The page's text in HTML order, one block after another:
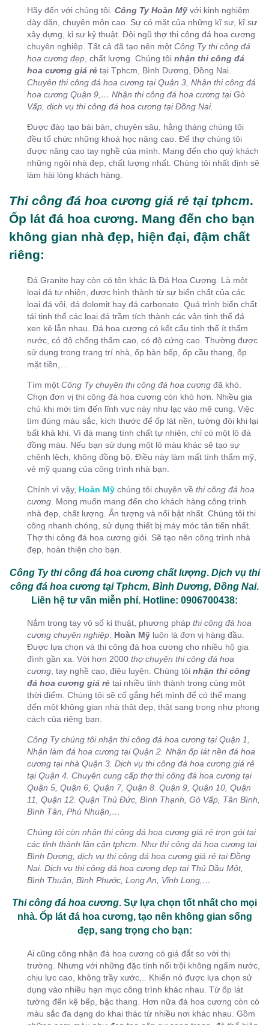
Hãy đến với chúng tôi. Công Ty Hoàn Mỹ với kinh nghiệm
dày dặn, chuyên môn cao. Sự có mặt của những kĩ sư, kĩ sư
xây dựng, kỉ sư kỷ thuật. Đội ngũ thợ thi công đá hoa cương
chuyên nghiệp. Tất cả đã tạo nên một Công Ty thi công đá
hoa cương đẹp, chất lượng. Chúng tôi nhận thi công đá
hoa cương giá rẻ tại Tphcm, Bình Dương, Đồng Nai.
Chuyên thi công đá hoa cương tại Quận 3, Nhận thi công đá
hoa cương Quận 9,… Nhận thi công đá hoa cương tại Gò
Vấp, dịch vụ thi công đá hoa cương tại Đồng Nai.
Được đào tạo bài bản, chuyên sâu, hằng tháng chúng tôi
đều tổ chức những khoá học nâng cao. Để thợ chúng tôi
được nâng cao tay nghề của mình. Mang đến cho quý khách
những ngôi nhà đẹp, chất lượng nhất. Chúng tôi nhất định sẽ
làm hài lòng khách hàng.
Thi công đá hoa cương giá rẻ tại tphcm.
Ốp lát đá hoa cương. Mang đến cho bạn
không gian nhà đẹp, hiện đại, đậm chất
riêng:
Đá Granite hay còn có tên khác là Đá Hoa Cương. Là một
loại đá tự nhiên, được hình thành từ sự biến chất của các
loại đá vôi, đá đolomit hay đá carbonate. Quá trình biến chất
tái tinh thể các loại đá trầm tích thành các vân tinh thể đá
xen kẻ lẫn nhau. Đá hoa cương có kết cấu tinh thể ít thấm
nước, có độ chống thấm cao, có độ cứng cao. Thường được
sử dụng trong trang trí nhà, ốp bàn bếp, ốp cầu thang, ốp
mặt tiền,…
Tìm một Công Ty chuyên thi công đá hoa cương đã khó.
Chọn đơn vị thi công đá hoa cương còn khó hơn. Nhiều gia
chủ khi mới tìm đến lĩnh vực này như lạc vào mê cung. Việc
tìm đúng màu sắc, kích thước để ốp lát nền, tường đôi khi lại
bất khả khi. Vì đá mang tính chất tự nhiên, chỉ có một lô đá
đồng màu. Nếu bạn sử dụng một lô màu khác sẽ tạo sự
chênh lệch, không đồng bộ. Điều này làm mất tính thẩm mỹ,
vẻ mỹ quang của công trình nhà bạn.
Chính vì vậy, Hoàn Mỹ chúng tôi chuyên về thi công đá hoa
cương. Mong muốn mang đến cho khách hàng công trình
nhà đẹp, chất lượng. Ấn tượng và nổi bật nhất. Chúng tôi thi
công nhanh chóng, sử dụng thiết bị máy móc tân tiến nhất.
Thợ thi công đá hoa cương giỏi. Sẽ tạo nên công trình nhà
đẹp, hoàn thiện cho bạn.
Công Ty thi công đá hoa cương chất lượng. Dịch vụ thi
công đá hoa cương tại Tphcm, Bình Dương, Đồng Nai.
Liên hệ tư vấn miễn phí. Hotline: 0906700438:
Nắm trong tay vô số kỉ thuật, phương pháp thi công đá hoa
cương chuyên nghiệp Hoàn Mỹ luôn là đơn vị hàng đầu.
Được lựa chọn và thi công đá hoa cương cho nhiều hộ gia
đình gần xa. Với hơn 2000 thợ chuyên thi công đá hoa
cương , tay nghề cao, điêu luyện. Chúng tôi nhận thi công
đá hoa cương giá rẻ tại nhiều tỉnh thành trong cùng một
thời điểm. Chúng tôi sẽ cố gắng hết mình để có thể mang
đến một không gian nhà thât đẹp, thật sang trọng như phong
cách của riêng bạn.
Công Ty chúng tôi nhận thi công đá hoa cương tại Quận 1,
Nhận làm đá hoa cương tại Quận 2. Nhận ốp lát nền đá hoa
cương tại nhà Quận 3. Dịch vụ thi công đá hoa cương giá rẻ
tại Quận 4. Chuyên cung cấp thợ thi công đá hoa cương tại
Quận 5, Quận 6, Quận 7, Quận 8. Quận 9, Quận 10, Quận
11, Quận 12. Quận Thủ Đức, Bình Thạnh, Gò Vấp, Tân Bình,
Bình Tân, Phú Nhuận,…
Chúng tôi còn nhận thi công đá hoa cương giá rẻ trọn gói tại
các tỉnh thành lân cận tphcm. Như thi công đá hoa cương tại
Bình Dương, dịch vụ thi công đá hoa cương giá rẻ tại Đồng
Nai. Dịch vụ thi công đá hoa cương đẹp tại Thủ Dầu Một,
Bình Thuận, Bình Phước, Long An, Vĩnh Long,…
Thi công đá hoa cương. Sự lựa chọn tốt nhất cho mọi
nhà. Ốp lát đá hoa cương, tạo nên không gian sống
đẹp, sang trọng cho bạn:
Ai cũng công nhận đá hoa cương có giá đắt so với thị
trường. Nhưng với những đặc tính nổi trội không ngấm nước,
chịu lực cao, không trầy xước,.. Khiến nó được lựa chọn sử
dụng vào nhiều hạn mục công trình khác nhau. Từ ốp lát
tường đến kệ bếp, bậc thang. Hơn nữa đá hoa cương còn có
màu sắc đa dạng do khai thác từ nhiều nơi khác nhau. Gồm